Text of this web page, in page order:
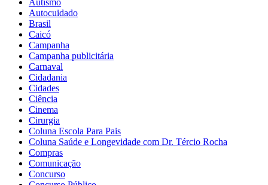
Autocuidado
Brasil
Caicó
Campanha
Campanha publicitária
Carnaval
Cidadania
Cidades
Ciência
Cinema
Cirurgia
Coluna Escola Para Pais
Coluna Saúde e Longevidade com Dr. Tércio Rocha
Compras
Comunicação
Concurso